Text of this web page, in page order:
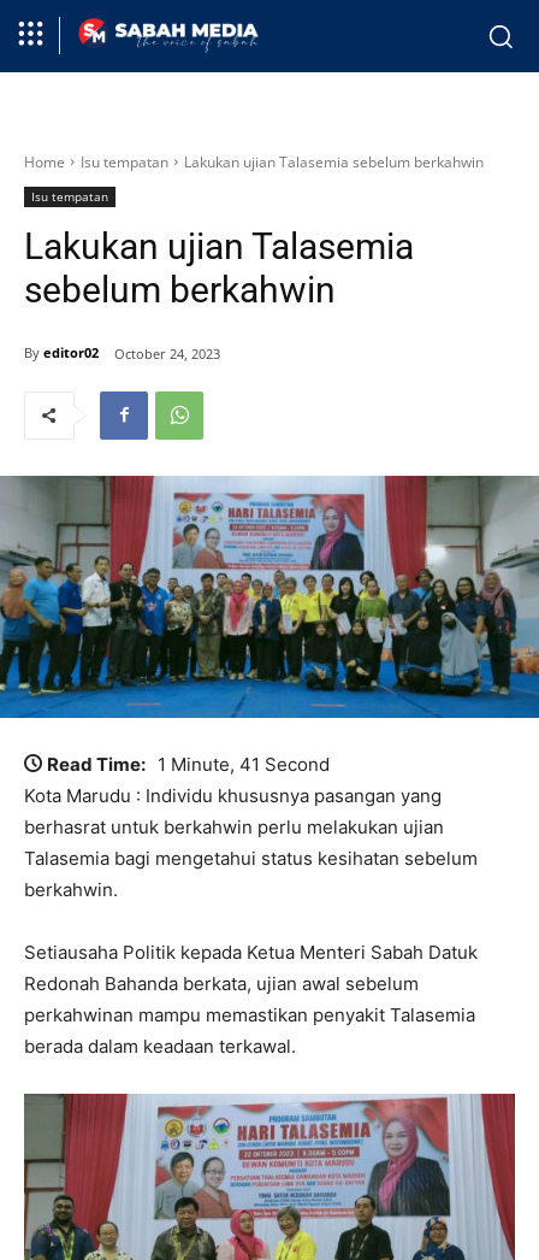
Home Isu tempatan Lakukan ujian Talasemia sebelum berkahwin
Isu tempatan
Lakukan ujian Talasemia
sebelum berkahwin
By editor02 October 24, 2023
Read Time: 1 Minute, 41 Second
Kota Marudu : Individu khususnya pasangan yang
berhasrat untuk berkahwin perlu melakukan ujian
Talasemia bagi mengetahui status kesihatan sebelum
berkahwin.
Setiausaha Politik kepada Ketua Menteri Sabah Datuk
Redonah Bahanda berkata, ujian awal sebelum
perkahwinan mampu memastikan penyakit Talasemia
berada dalam keadaan terkawal.